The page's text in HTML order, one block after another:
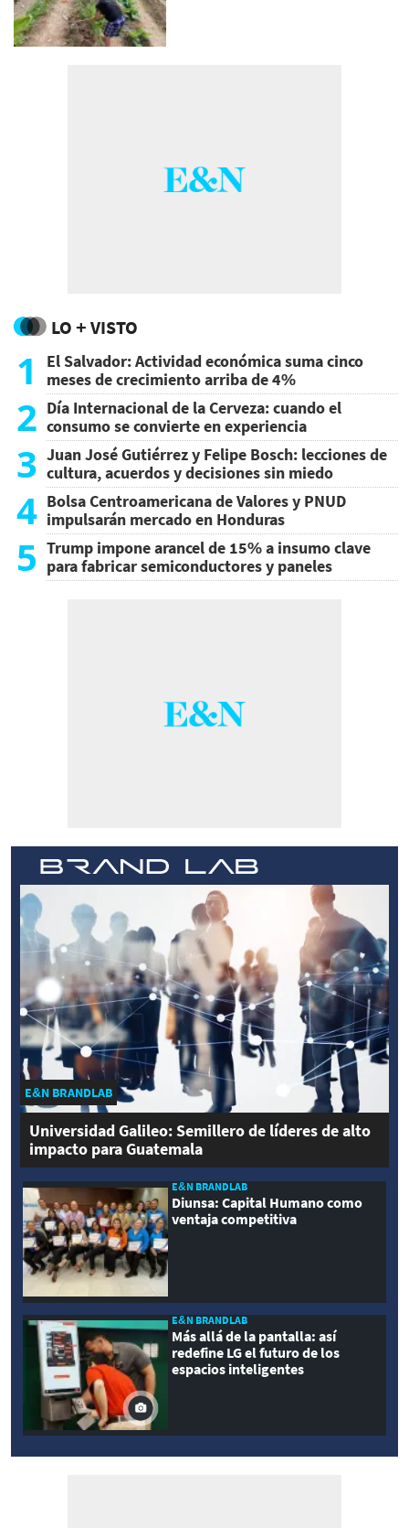
LO + VISTO
1
El Salvador: Actividad económica suma cinco
meses de crecimiento arriba de 4%
2 Día Internacional de la Cerveza: cuando el
consumo se convierte en experiencia
3 Juan José Gutiérrez y Felipe Bosch: lecciones de
cultura, acuerdos y decisiones sin miedo
4 Bolsa Centroamericana de Valores y PNUD
impulsarán mercado en Honduras
5 Trump impone arancel de 15% a insumo clave
para fabricar semiconductores y paneles
E&N BRANDLAB
Universidad Galileo: Semillero de líderes de alto
impacto para Guatemala
E&N BRANDLAB
Diunsa: Capital Humano como
ventaja competitiva
E&N BRANDLAB
Más allá de la pantalla: así
redefine LG el futuro de los
espacios inteligentes